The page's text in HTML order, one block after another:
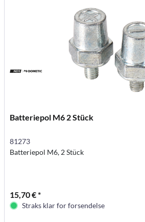
Batteriepol M6 2 Stück
81273
Batteriepol M6, 2 Stück
15,70 € *
Straks klar for forsendelse